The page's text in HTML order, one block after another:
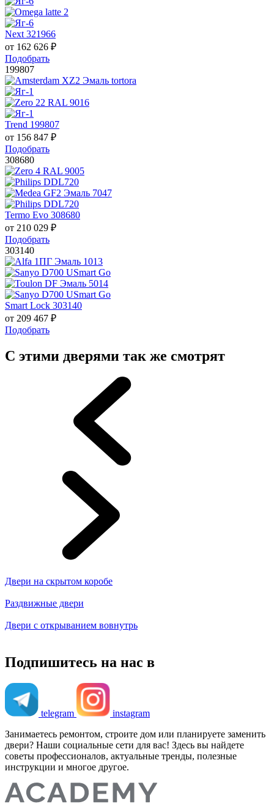
Next 321966
от 162 626 ₽
Подобрать
199807
Trend 199807
от 156 847 ₽
Подобрать
308680
Termo Evo 308680
от 210 029 ₽
Подобрать
303140
Smart Lock 303140
от 209 467 ₽
Подобрать
С этими дверями так же смотрят
Двери на скрытом коробе
Раздвижные двери
Двери с открыванием вовнутрь
Подпишитесь на нас в
telegram
instagram
Занимаетесь ремонтом, строите дом или планируете заменить
двери? Наши социальные сети для вас! Здесь вы найдете
советы профессионалов, актуальные тренды, полезные
инструкции и многое другое.